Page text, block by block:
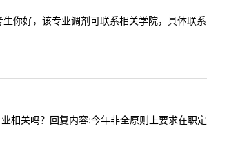
你好，该专业调剂可联系相关学院，具体联系
相关吗？回复内容:今年非全原则上要求在职定